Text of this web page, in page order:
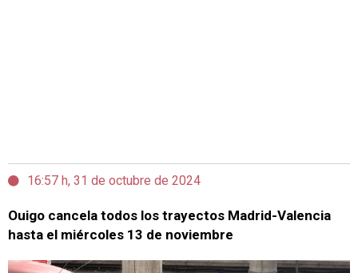
16:57 h, 31 de octubre de 2024
Ouigo cancela todos los trayectos Madrid-Valencia
hasta el miércoles 13 de noviembre